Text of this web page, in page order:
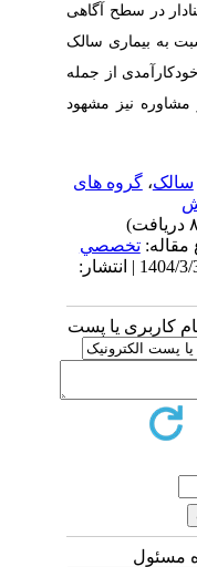
در سطح آگاهی
به بیماری سالک
از جمله
نیز مشهود
،گروه های
تخصصي
دریافت: 1404/2/10 | پذیرش: 1404/3/31 | انتشار:
کاربری یا پست
مسئول